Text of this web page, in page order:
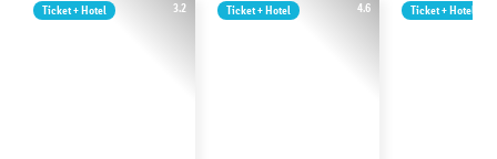
3.2
Ticket + Hotel 4.6
Ticket + Hotel Ticket + Hotel